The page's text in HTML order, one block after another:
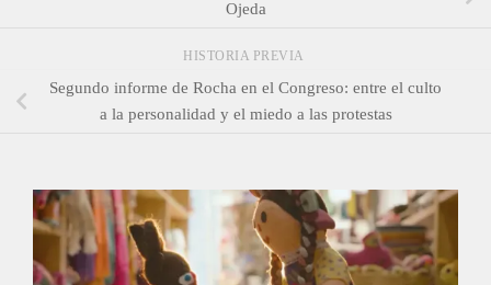
Ojeda
HISTORIA PREVIA
Segundo informe de Rocha en el Congreso: entre el culto
a la personalidad y el miedo a las protestas